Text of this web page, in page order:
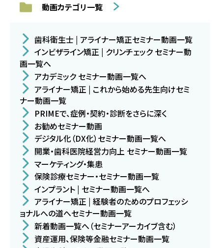
動画カテゴリ一覧
歯科衛生士 | アライナー矯正セミナー動画一覧
インビザライン矯正 | クリンチェック セミナー動
画一覧へ
アカデミック セミナー動画一覧へ
アライナー矯正 | これから始める先生向けセミ
ナー動画一覧
PRIMEで、症例・契約・診断をさらに深く
お勧めセミナー動画
デジタル化（DX化）セミナー動画一覧へ
開業・歯科医院経営力向上 セミナー動画一覧
マーケティング・集患
保険診療セミナー・セミナー動画一覧
インプラント | セミナー動画一覧へ
アライナー矯正 | 経験者のためのプロフェッシ
ョナルへの道へセミナー動画一覧
新着動画一覧へ（セミナーアーカイブ含む）
資産運用、保険等金融セミナー動画一覧